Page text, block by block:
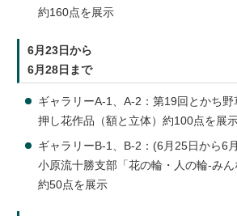
約160点を展示
6月23日から
6月28日まで
ギャラリーA-1、A-2：第19回とかち野
押し花作品（額と立体）約100点を展
ギャラリーB-1、B-2：(6月25日から6
小原流十勝支部「花の輪・人の輪-み
約50点を展示